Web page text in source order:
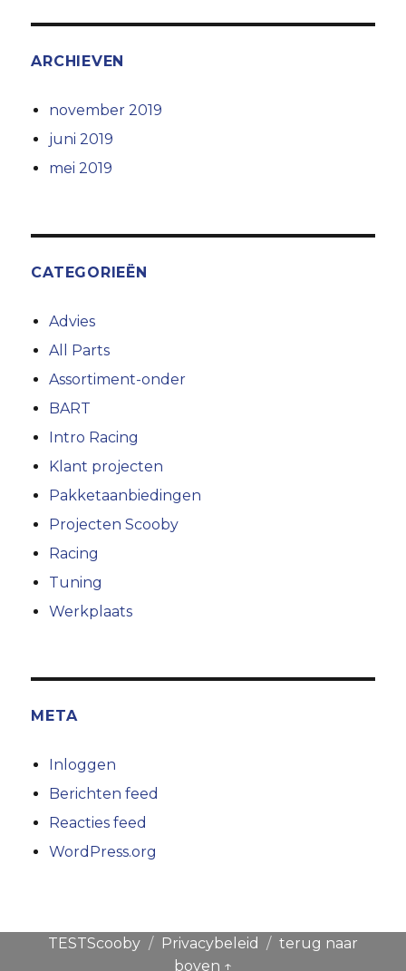
ARCHIEVEN
november 2019
juni 2019
mei 2019
CATEGORIEËN
Advies
All Parts
Assortiment-onder
BART
Intro Racing
Klant projecten
Pakketaanbiedingen
Projecten Scooby
Racing
Tuning
Werkplaats
META
Inloggen
Berichten feed
Reacties feed
WordPress.org
TESTScooby Privacybeleid
terug naar
boven ↑